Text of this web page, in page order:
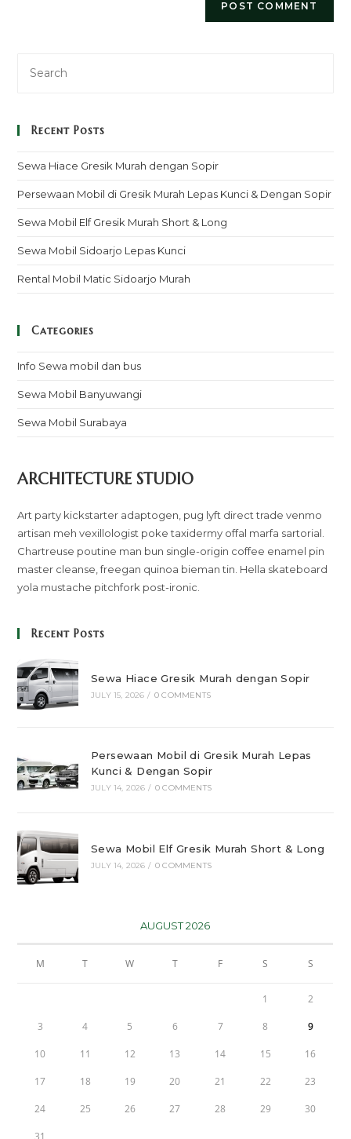
Recent Posts
Sewa Hiace Gresik Murah dengan Sopir
Persewaan Mobil di Gresik Murah Lepas Kunci & Dengan Sopir
Sewa Mobil Elf Gresik Murah Short & Long
Sewa Mobil Sidoarjo Lepas Kunci
Rental Mobil Matic Sidoarjo Murah
Categories
Info Sewa mobil dan bus
Sewa Mobil Banyuwangi
Sewa Mobil Surabaya
ARCHITECTURE STUDIO
Art party kickstarter adaptogen, pug lyft direct trade venmo
artisan meh vexillologist poke taxidermy offal marfa sartorial.
Chartreuse poutine man bun single-origin coffee enamel pin
master cleanse, freegan quinoa bieman tin. Hella skateboard
yola mustache pitchfork post-ironic.
Recent Posts
Sewa Hiace Gresik Murah dengan Sopir
JULY 15, 2026 / 0 COMMENTS
Persewaan Mobil di Gresik Murah Lepas
Kunci & Dengan Sopir
JULY 14, 2026 / 0 COMMENTS
Sewa Mobil Elf Gresik Murah Short & Long
JULY 14, 2026 / 0 COMMENTS
AUGUST 2026
M T W T F S S
1 2
3 4 5 6 7 8 9
10 11 12 13 14 15 16
17 18 19 20 21 22 23
24 25 26 27 28 29 30